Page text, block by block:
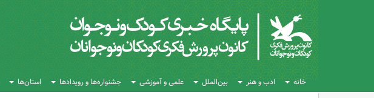
خانه ادب و هنر بین‌الملل علمی و آموزشی جشنواره‌ها و رویدادها استان‌ها